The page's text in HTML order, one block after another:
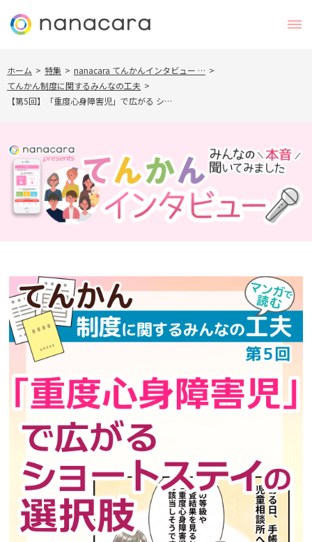
ホーム > 特集 > nanacara てんかんインタビュー … >
てんかん制度に関するみんなの工夫 >
【第5回】「重度心身障害児」で広がる シ…